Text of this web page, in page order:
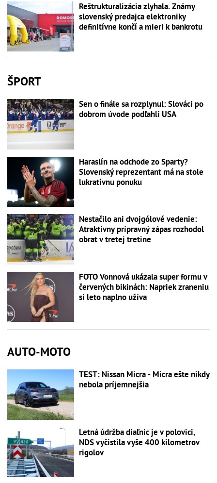
Reštrukturalizácia zlyhala. Známy
slovenský predajca elektroniky
definitívne končí a mieri k bankrotu
ŠPORT
Sen o finále sa rozplynul: Slováci po
dobrom úvode podľahli USA
Haraslín na odchode zo Sparty?
Slovenský reprezentant má na stole
lukratívnu ponuku
Nestačilo ani dvojgólové vedenie:
Atraktívny prípravný zápas rozhodol
obrat v tretej tretine
FOTO Vonnová ukázala super formu v
červených bikinách: Napriek zraneniu
si leto naplno užíva
AUTO-MOTO
TEST: Nissan Micra - Micra ešte nikdy
nebola príjemnejšia
Letná údržba diaľnic je v polovici,
NDS vyčistila vyše 400 kilometrov
rigolov